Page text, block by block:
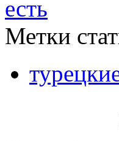
есть
Метки